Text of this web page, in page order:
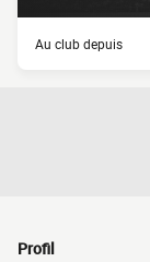
Au club depuis
Profil